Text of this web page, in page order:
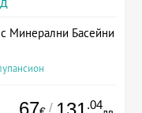
Минерални Басейни
67 / .04